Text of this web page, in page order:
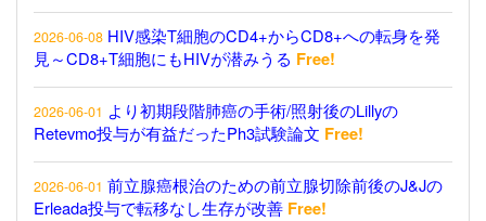
2026-06-08 HIV感染T細胞のCD4+からCD8+への転身を発
見～CD8+T細胞にもHIVが潜みうる Free!
2026-06-01 より初期段階肺癌の手術/照射後のLillyの
Retevmo投与が有益だったPh3試験論文 Free!
2026-06-01 前立腺癌根治のための前立腺切除前後のJ&Jの
Erleada投与で転移なし生存が改善 Free!